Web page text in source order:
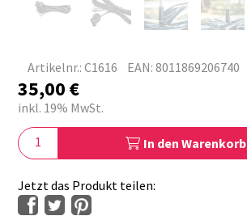
Artikelnr.: C1616 EAN: 8011869206740
35,00€
inkl. 19% MwSt.
In den Warenkorb
Jetzt das Produkt teilen: